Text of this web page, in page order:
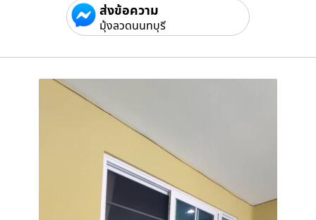
ส่งข้อความ
มุ้งลวดนนทบุรี